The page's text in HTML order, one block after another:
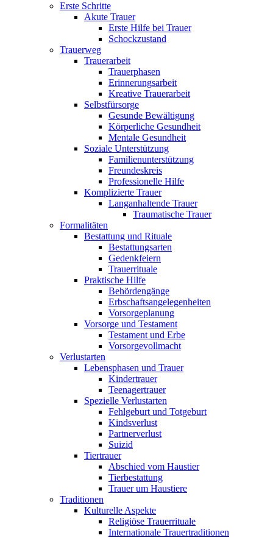
Erste Schritte
Akute Trauer
Erste Hilfe bei Trauer
Schockzustand
Trauerweg
Trauerarbeit
Trauerphasen
Erinnerungsarbeit
Kreative Trauerarbeit
Selbstfürsorge
Gesunde Bewältigung
Körperliche Gesundheit
Mentale Gesundheit
Soziale Unterstützung
Familienunterstützung
Freundeskreis
Professionelle Hilfe
Komplizierte Trauer
Langanhaltende Trauer
Traumatische Trauer
Formalitäten
Bestattung und Rituale
Bestattungsarten
Gedenkfeiern
Trauerrituale
Praktische Hilfe
Behördengänge
Erbschaftsangelegenheiten
Vorsorgeplanung
Vorsorge und Testament
Testament und Erbe
Vorsorgevollmacht
Verlustarten
Lebensphasen und Trauer
Kindertrauer
Teenagertrauer
Spezielle Verlustarten
Fehlgeburt und Totgeburt
Kindsverlust
Partnerverlust
Suizid
Tiertrauer
Abschied vom Haustier
Tierbestattung
Trauer um Haustiere
Traditionen
Kulturelle Aspekte
Religiöse Trauerrituale
Internationale Trauertraditionen